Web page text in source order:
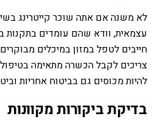
לא משנה אם אתה שוכר קייטרינג
עצמאית, וודא שהם עומדים בתקנות
חייבים לטפל במזון במיכלים
צריכים לקבל הכשרה מתאימה בטיפול
להיות מכוסים גם בביטוח אחריות
בדיקת ביקורות מקוונות